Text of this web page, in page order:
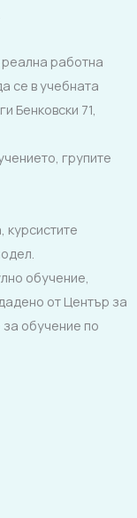
работна
се в учебната
Бенковски 71,
групите
курсистите
обучение,
от Център за
обучение по